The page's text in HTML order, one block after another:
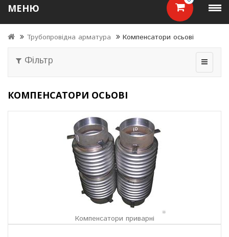
МЕНЮ
Трубопровідна арматура Компенсатори осьові
Фільтр
КОМПЕНСАТОРИ ОСЬОВІ
Компенсатори приварні